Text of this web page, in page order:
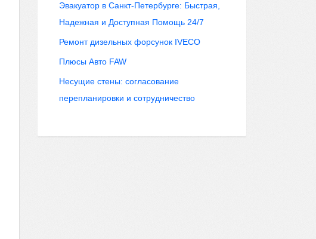
Эвакуатор в Санкт-Петербурге: Быстрая,
Надежная и Доступная Помощь 24/7
Ремонт дизельных форсунок IVECO
Плюсы Авто FAW
Несущие стены: согласование
перепланировки и сотрудничество